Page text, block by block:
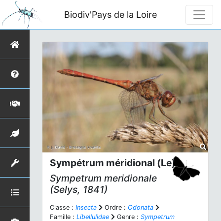
Biodiv'Pays de la Loire
Sympétrum méridional (Le)
Sympetrum meridionale
(Selys, 1841)
Classe : Insecta Ordre : Odonata
Famille : Libellulidae Genre : Sympetrum